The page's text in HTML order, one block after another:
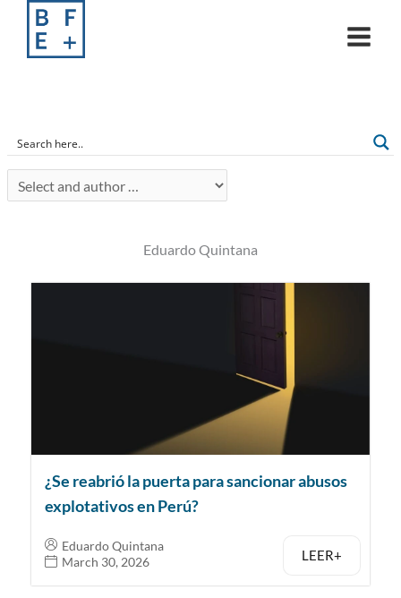
content
Eduardo Quintana
¿Se reabrió la puerta para sancionar abusos
explotativos en Perú?
Eduardo Quintana
March 30, 2026
LEER+